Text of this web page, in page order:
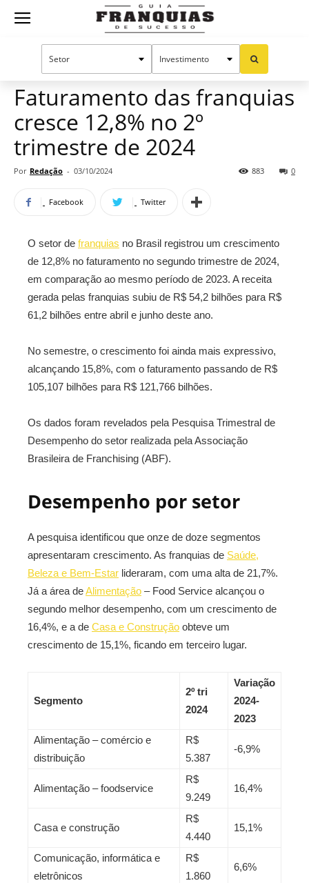
Guia
Mercado de franquias
Faturamento das franquias
cresce 12,8% no 2º
trimestre de 2024
Por Redação - 03/10/2024 0
883
Facebook Twitter
O setor de franquias no Brasil registrou um crescimento
de 12,8% no faturamento no segundo trimestre de 2024,
em comparação ao mesmo período de 2023. A receita
gerada pelas franquias subiu de R$ 54,2 bilhões para R$
61,2 bilhões entre abril e junho deste ano.
No semestre, o crescimento foi ainda mais expressivo,
alcançando 15,8%, com o faturamento passando de R$
105,107 bilhões para R$ 121,766 bilhões.
Os dados foram revelados pela Pesquisa Trimestral de
Desempenho do setor realizada pela Associação
Brasileira de Franchising (ABF).
Desempenho por setor
A pesquisa identificou que onze de doze segmentos
apresentaram crescimento. As franquias de Saúde,
Beleza e Bem-Estar lideraram, com uma alta de 21,7%.
Já a área deAlimentação – Food Service alcançou o
segundo melhor desempenho, com um crescimento de
16,4%, e a de Casa e Construção obteve um
crescimento de 15,1%, ficando em terceiro lugar.
Segmento
2º tri
2024
Variação
2024-
2023
Alimentação – comércio e
distribuição
R$
5.387
-6,9%
Alimentação – foodservice
R$
9.249
16,4%
Casa e construção
R$
4.440
15,1%
Comunicação, informática e
eletrônicos
R$
1.860
6,6%